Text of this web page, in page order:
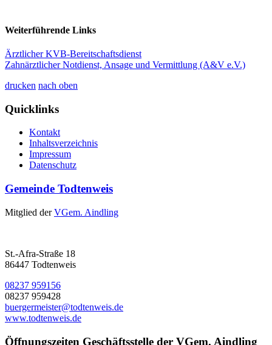
Weiterführende Links
Ärztlicher KVB-Bereitschaftsdienst
Zahnärztlicher Notdienst, Ansage und Vermittlung (A&V e.V.)
drucken nach oben
Quicklinks
Kontakt
Inhaltsverzeichnis
Impressum
Datenschutz
Gemeinde Todtenweis
Mitglied derVGem. Aindling
St.-Afra-Straße 18
86447 Todtenweis
08237 959156
08237 959428
buergermeister@todtenweis.de
www.todtenweis.de
Öffnungszeiten Geschäftsstelle der VGem. Aindling